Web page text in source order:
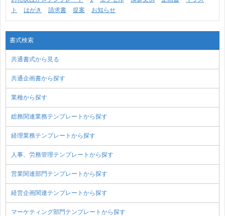
ト
はがき 請求書 提案 お知らせ
書式検索
共通書式から見る
共通企画書から探す
業種から探す
総務関連業務テンプレートから探す
経理業務テンプレートから探す
人事、労務管理テンプレートから探す
営業関連部門テンプレートから探す
経営企画関連テンプレートから探す
マーケティング部門テンプレートから探す